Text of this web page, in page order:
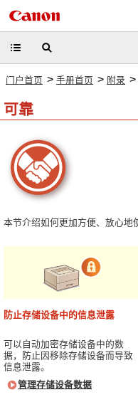
门户首页 > 手册首页 > 附录 >
可靠
本节介绍如何更加方便、放心地
防止存储设备中的信息泄露
可以自动加密存储设备中的数
据，防止因移除存储设备而导致
信息泄露。
管理存储设备数据